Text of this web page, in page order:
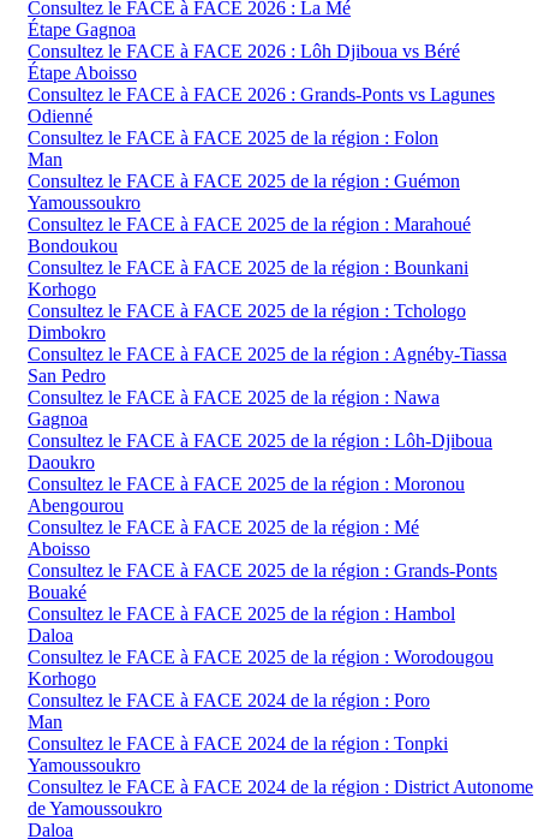
Consultez le FACE à FACE 2026 : La Mé
Étape Gagnoa
Consultez le FACE à FACE 2026 : Lôh Djiboua vs Béré
Étape Aboisso
Consultez le FACE à FACE 2026 : Grands-Ponts vs Lagunes
Odienné
Consultez le FACE à FACE 2025 de la région : Folon
Man
Consultez le FACE à FACE 2025 de la région : Guémon
Yamoussoukro
Consultez le FACE à FACE 2025 de la région : Marahoué
Bondoukou
Consultez le FACE à FACE 2025 de la région : Bounkani
Korhogo
Consultez le FACE à FACE 2025 de la région : Tchologo
Dimbokro
Consultez le FACE à FACE 2025 de la région : Agnéby-Tiassa
San Pedro
Consultez le FACE à FACE 2025 de la région : Nawa
Gagnoa
Consultez le FACE à FACE 2025 de la région : Lôh-Djiboua
Daoukro
Consultez le FACE à FACE 2025 de la région : Moronou
Abengourou
Consultez le FACE à FACE 2025 de la région : Mé
Aboisso
Consultez le FACE à FACE 2025 de la région : Grands-Ponts
Bouaké
Consultez le FACE à FACE 2025 de la région : Hambol
Daloa
Consultez le FACE à FACE 2025 de la région : Worodougou
Korhogo
Consultez le FACE à FACE 2024 de la région : Poro
Man
Consultez le FACE à FACE 2024 de la région : Tonpki
Yamoussoukro
Consultez le FACE à FACE 2024 de la région : District Autonome
de Yamoussoukro
Daloa